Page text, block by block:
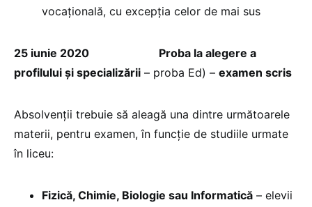
vocațională, cu excepția celor de mai sus
25 iunie 2020
Proba la alegere a
profilului și specializării – proba Ed) – examen scris
Absolvenții trebuie să aleagă una dintre următoarele
materii, pentru examen, în funcție de studiile urmate
în liceu:
Fizică, Chimie, Biologie sau Informatică – elevii